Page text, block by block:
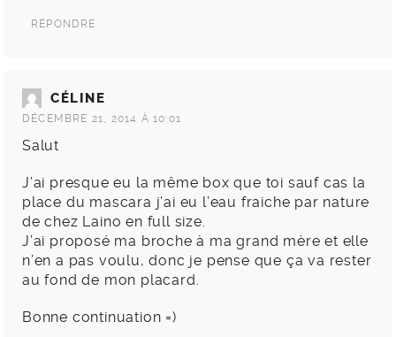
RÉPONDRE
CÉLINE
DÉCEMBRE 21, 2014 À 10:01
Salut
J’ai presque eu la même box que toi sauf cas la
place du mascara j’ai eu l’eau fraiche par nature
de chez Laino en full size.
J’ai proposé ma broche à ma grand mère et elle
n’en a pas voulu, donc je pense que ça va rester
au fond de mon placard.
Bonne continuation =)